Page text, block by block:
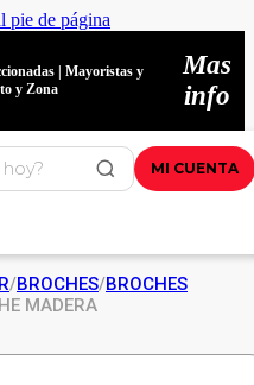
pie de página
| Mayoristas y
y Zona
Mas
info
MI CUENTA
/BROCHES/BROCHES
MADERA